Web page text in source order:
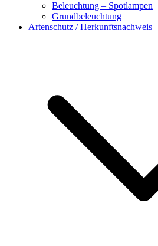
Beleuchtung – Spotlampen
Grundbeleuchtung
Artenschutz / Herkunftsnachweis